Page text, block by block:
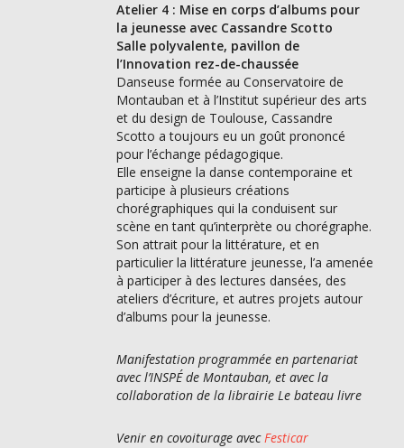
Atelier 4 : Mise en corps d’albums pour
la jeunesse avec Cassandre Scotto
Salle polyvalente, pavillon de
l’Innovation rez-de-chaussée
Danseuse formée au Conservatoire de
Montauban et à l’Institut supérieur des arts
et du design de Toulouse, Cassandre
Scotto a toujours eu un goût prononcé
pour l’échange pédagogique.
Elle enseigne la danse contemporaine et
participe à plusieurs créations
chorégraphiques qui la conduisent sur
scène en tant qu’interprète ou chorégraphe.
Son attrait pour la littérature, et en
particulier la littérature jeunesse, l’a amenée
à participer à des lectures dansées, des
ateliers d’écriture, et autres projets autour
d’albums pour la jeunesse.
Manifestation programmée en partenariat
avec l’INSPÉ de Montauban, et avec la
collaboration de la librairie Le bateau livre
Venir en covoiturage avecFesticar